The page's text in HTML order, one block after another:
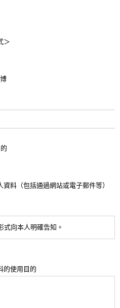
＞
料（包括通過網站或電子郵件等）
式向本人明確告知。
的使用目的